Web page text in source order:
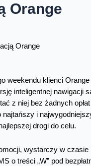
Orange
weekendu klienci Orange
inteligentnej nawigacji
z niej bez żadnych
najtańszy i
drogi do celu.
wystarczy w czasie
o treści „W” pod